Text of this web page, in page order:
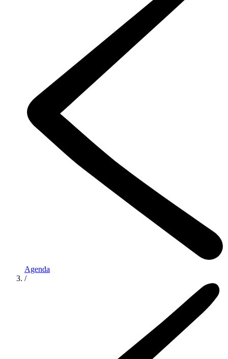
Agenda
/